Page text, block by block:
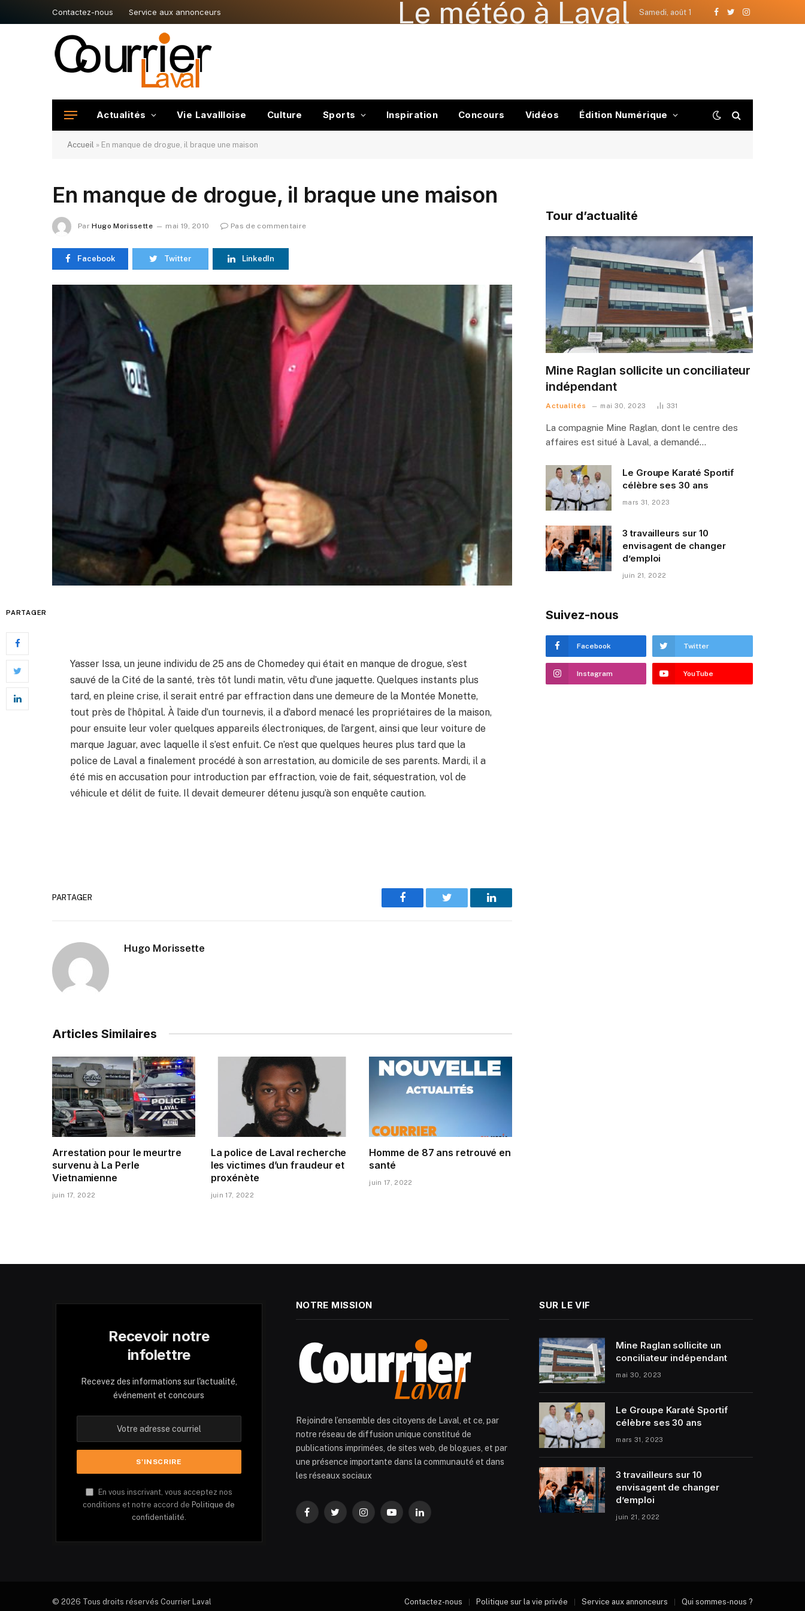
Contactez-nous Service aux annonceurs Le météo à Laval Samedi, août 1
Facebook
TwitterInstagram
Actualités Vie Lavallloise Culture Sports Inspiration Concours Vidéos Édition Numérique
Accueil » En manque de drogue, il braque une maison
En manque de drogue, il braque une maison
Par Hugo Morissette mai 19, 2010 Pas de commentaire
Facebook Twitter LinkedIn
PARTAGER
Yasser Issa, un jeune individu de 25 ans de Chomedey qui était en manque de drogue, s’est
sauvé de la Cité de la santé, très tôt lundi matin, vêtu d’une jaquette. Quelques instants plus
tard, en pleine crise, il serait entré par effraction dans une demeure de la Montée Monette,
tout près de l’hôpital. À l’aide d’un tournevis, il a d’abord menacé les propriétaires de la maison,
pour ensuite leur voler quelques appareils électroniques, de l’argent, ainsi que leur voiture de
marque Jaguar, avec laquelle il s’est enfuit. Ce n’est que quelques heures plus tard que la
police de Laval a finalement procédé à son arrestation, au domicile de ses parents. Mardi, il a
été mis en accusation pour introduction par effraction, voie de fait, séquestration, vol de
véhicule et délit de fuite. Il devait demeurer détenu jusqu’à son enquête caution.
PARTAGER
Facebook Twitter LinkedIn
Hugo Morissette
Articles Similaires
Arrestation pour le meurtre
survenu à La Perle
Vietnamienne
juin 17, 2022
La police de Laval recherche
les victimes d’un fraudeur et
proxénète
juin 17, 2022
Homme de 87 ans retrouvé en
santé
juin 17, 2022
Tour d’actualité
Mine Raglan sollicite un conciliateur
indépendant
Actualités mai 30, 2023 331
La compagnie Mine Raglan, dont le centre des
affaires est situé à Laval, a demandé…
Le Groupe Karaté Sportif
célèbre ses 30 ans
mars 31, 2023
3 travailleurs sur 10
envisagent de changer
d’emploi
juin 21, 2022
Suivez-nous
Facebook Twitter
Instagram YouTube
Recevoir notre
infolettre
Recevez des informations sur l'actualité,
événement et concours
En vous inscrivant, vous acceptez nos
conditions et notre accord de Politique de
confidentialité.
NOTRE MISSION
Rejoindre l’ensemble des citoyens de Laval, et ce, par
notre réseau de diffusion unique constitué de
publications imprimées, de sites web, de blogues, et par
une présence importante dans la communauté et dans
les réseaux sociaux
FacebookTwitterInstagramYouTubeLinkedIn
SUR LE VIF
Mine Raglan sollicite un
conciliateur indépendant
mai 30, 2023
Le Groupe Karaté Sportif
célèbre ses 30 ans
mars 31, 2023
3 travailleurs sur 10
envisagent de changer
d’emploi
juin 21, 2022
© 2026 Tous droits réservés Courrier Laval Contactez-nous Politique sur la vie privée Service aux annonceurs Qui sommes-nous ?